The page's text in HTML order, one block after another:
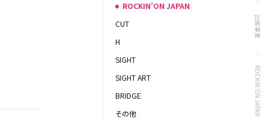
出版事業
ROCKIN’ON JAPAN
ROCKIN’ON JAPAN
CUT
H
SIGHT
SIGHT ART
BRIDGE
その他